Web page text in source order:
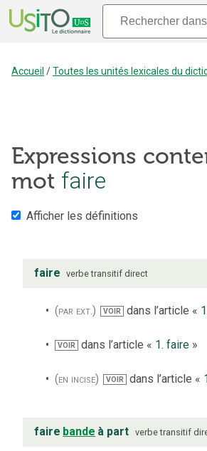
Accueil /Toutes les unités lexicales du
Expressions
mot faire
Afficher les définitions
faire verbe transitif direct
(par ext.) VOIR dans l’article «
VOIR dans l’article « 1. faire »
(en incise) VOIR dans l’article «
faire bande à part verbe transitif